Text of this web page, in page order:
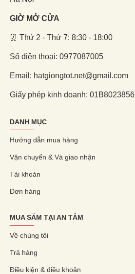
GIỜ MỞ CỬA
⏰ Thứ 2 - Thứ 7: 8:30 - 18:00
Số điện thoại: 0977087005
Email: hatgiongtot.net@gmail.com
Giấy phép kinh doanh: 01B8023856
DANH MỤC
Hướng dẫn mua hàng
Vận chuyển & Và giao nhận
Tài khoản
Đơn hàng
MUA SẮM TẠI AN TÂM
Về chúng tôi
Trả hàng
Điều kiện & điều khoản